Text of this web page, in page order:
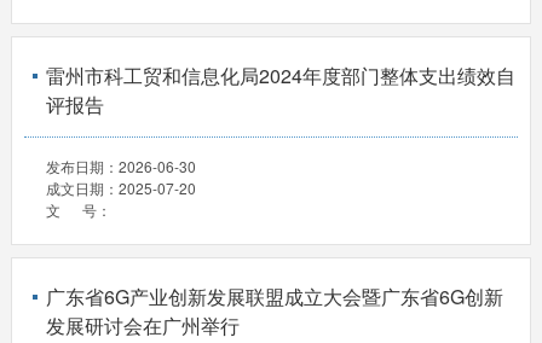
雷州市科工贸和信息化局2024年度部门整体支出绩效自
评报告
发布日期： 2026-06-30
成文日期： 2025-07-20
文 号：
广东省6G产业创新发展联盟成立大会暨广东省6G创新
发展研讨会在广州举行